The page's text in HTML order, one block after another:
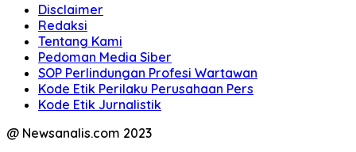
Disclaimer
Redaksi
Tentang Kami
Pedoman Media Siber
SOP Perlindungan Profesi Wartawan
Kode Etik Perilaku Perusahaan Pers
Kode Etik Jurnalistik
@ Newsanalis.com 2023